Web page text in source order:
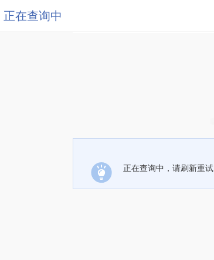
正在查询中
正在查询中，请刷新重试